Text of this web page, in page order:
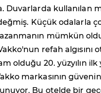
Duvarlarda
Küçük odalarla
mümkün
refah algısını
olduğu 20. yüzyılın ilk
markasının
Bu otelde bir